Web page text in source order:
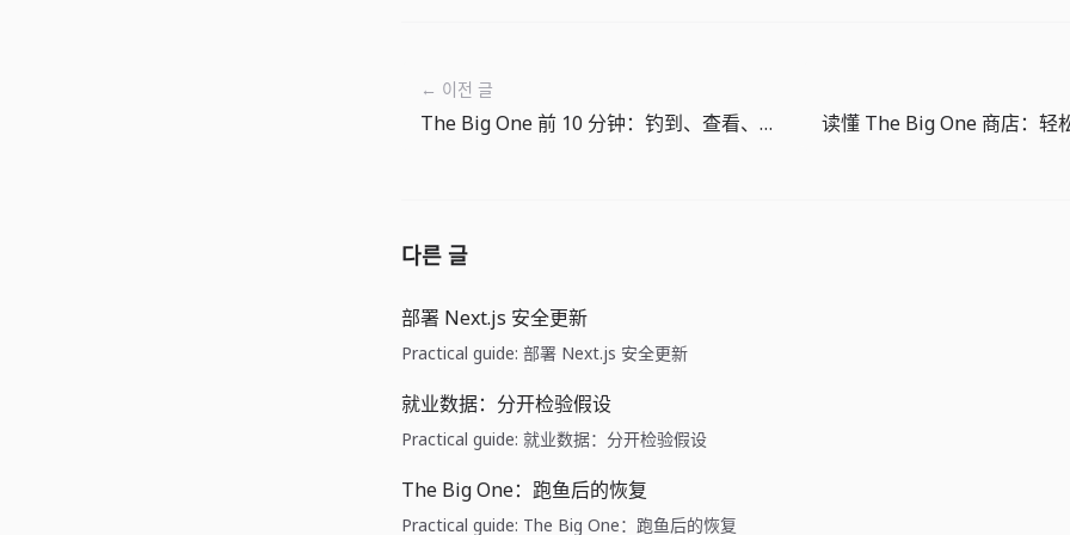
← 이전 글
The Big One 前 10 分钟：钓到、查看、再抛竿
다른 글
部署 Next.js 安全更新
Practical guide: 部署 Next.js 安全更新
就业数据：分开检验假设
Practical guide: 就业数据：分开检验假设
The Big One：跑鱼后的恢复
Practical guide: The Big One：跑鱼后的恢复